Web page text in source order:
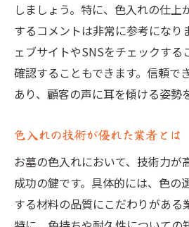
しましょう。特に、色入れの仕上
するコメントは非常に参考になり
ェブサイトやSNSをチェックする
確認することもできます。信頼で
あり、顧客の声に耳を傾ける姿勢
色入れの技術が優れた業者とは
お墓の色入れにおいて、技術力が
成功の鍵です。具体的には、色の
する材料の品質にこだわりがある